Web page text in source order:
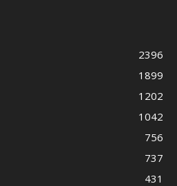
2396
1899
1202
1042
756
737
431